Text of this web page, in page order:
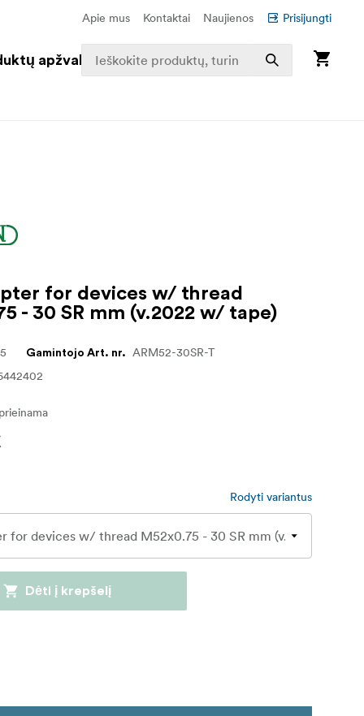
Apie mus Kontaktai Naujienos Prisijungti
apžvalga
for devices w/ thread
- 30 SR mm (v.2022 w/ tape)
Gamintojo Art. nr.
ARM52-30SR-T
Rodyti variantus
Dėti į krepšelį